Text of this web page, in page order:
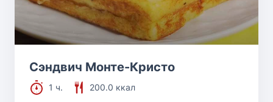
Сэндвич Монте-Кристо
1 ч.
200.0 ккал